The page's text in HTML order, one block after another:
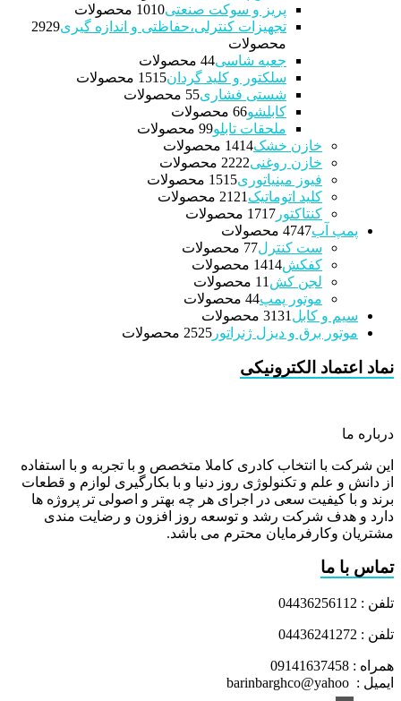
پریز و سوکت صنعتی
1010 محصولات
تجهیزات کنترلی،حفاظتی و اندازه گیری
2929
محصولات
جعبه شاسی 44 محصولات
سلکتور و کلید گردان
1515 محصولات
شستی فشاری 55 محصولات
کابلشو 66 محصولات
ملحقات تابلو 99 محصولات
خازن خشک
1414 محصولات
خازن روغنی
2222 محصولات
فیوز مینیاتوری
1515 محصولات
کلید اتوماتیک
21 21 محصولات
کنتاکتور
1717 محصولات
پمپ آب
4747 محصولات
ست کنترل 77 محصولات
کفکش
1414 محصولات
لجن کش
1 1 محصولات
موتور پمپ 44 محصولات
سیم و کابل
3131 محصولات
موتور برق و دیزل ژنراتور
2525 محصولات
نماد اعتماد الکترونیکی
درباره ما
این شرکت با انتخاب کادری کاملا متخصص و با تجربه و با استفاده
از دانش و علم و تکنولوژی روز دنیا و با بکارگیری لوازم و قطعات
برند و با کیفیت سعی در اجرای هر چه بهتر و اصولی تر پروژه ها
دارد و هدف شرکت رشد و توسعه روز افزون و رضایت مندی
مشتریان وکارفرمایان محترم می باشد.
تماس با ما
تلفن : 04436256112
تلفن : 04436241272
همراه : 09141637458
ایمیل : barinbarghco@yahoo